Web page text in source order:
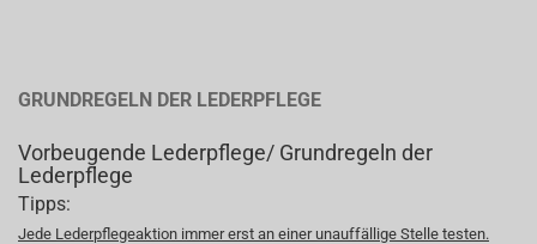
GRUNDREGELN DER LEDERPFLEGE
Vorbeugende Lederpflege/ Grundregeln der
Lederpflege
Tipps:
Jede Lederpflegeaktion immer erst an einer unauffällige Stelle testen.